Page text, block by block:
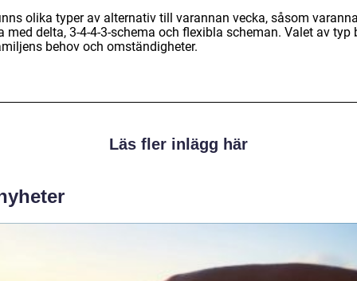
olika typer av alternativ till varannan vecka, såsom
med delta, 3-4-4-3-schema och flexibla scheman. Valet av typ
behov och omständigheter.
Läs fler inlägg här